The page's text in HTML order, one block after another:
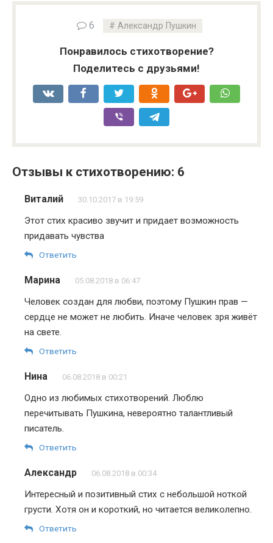
6 Александр Пушкин
Понравилось стихотворение?
Поделитесь с друзьями!
Отзывы к стихотворению: 6
Виталий 30.10.2017 в 19:59
Этот стих красиво звучит и придает возможность
придавать чувства
Ответить
Марина 05.08.2018 в 06:47
Человек создан для любви, поэтому Пушкин прав —
сердце не может не любить. Иначе человек зря живёт
на свете.
Ответить
Нина 06.08.2018 в 00:21
Одно из любимых стихотворений. Люблю
перечитывать Пушкина, невероятно талантливый
писатель.
Ответить
Александр 06.08.2018 в 00:34
Интересный и позитивный стих с небольшой ноткой
грусти. Хотя он и короткий, но читается великолепно.
Ответить